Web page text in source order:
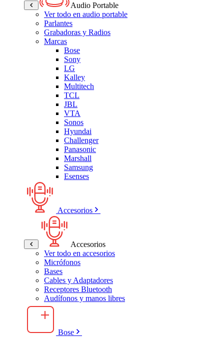
Audio Portable
Ver todo en audio portable
Parlantes
Grabadoras y Radios
Marcas
Bose
Sony
LG
Kalley
Multitech
TCL
JBL
VTA
Sonos
Hyundai
Challenger
Panasonic
Marshall
Samsung
Esenses
Accesorios
Accesorios
Ver todo en accesorios
Micrófonos
Bases
Cables y Adaptadores
Receptores Bluetooth
Audífonos y manos libres
Bose